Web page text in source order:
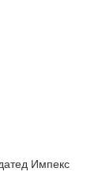
Импекс